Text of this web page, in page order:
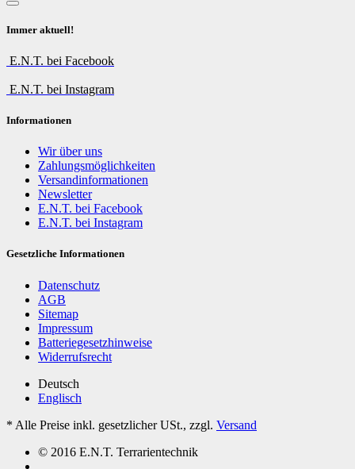
Immer aktuell!
E.N.T. bei Facebook
E.N.T. bei Instagram
Informationen
Wir über uns
Zahlungsmöglichkeiten
Versandinformationen
Newsletter
E.N.T. bei Facebook
E.N.T. bei Instagram
Gesetzliche Informationen
Datenschutz
AGB
Sitemap
Impressum
Batteriegesetzhinweise
Widerrufsrecht
Deutsch
Englisch
* Alle Preise inkl. gesetzlicher USt., zzgl. Versand
© 2016 E.N.T. Terrarientechnik